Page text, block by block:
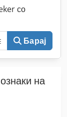
со
Барај
на